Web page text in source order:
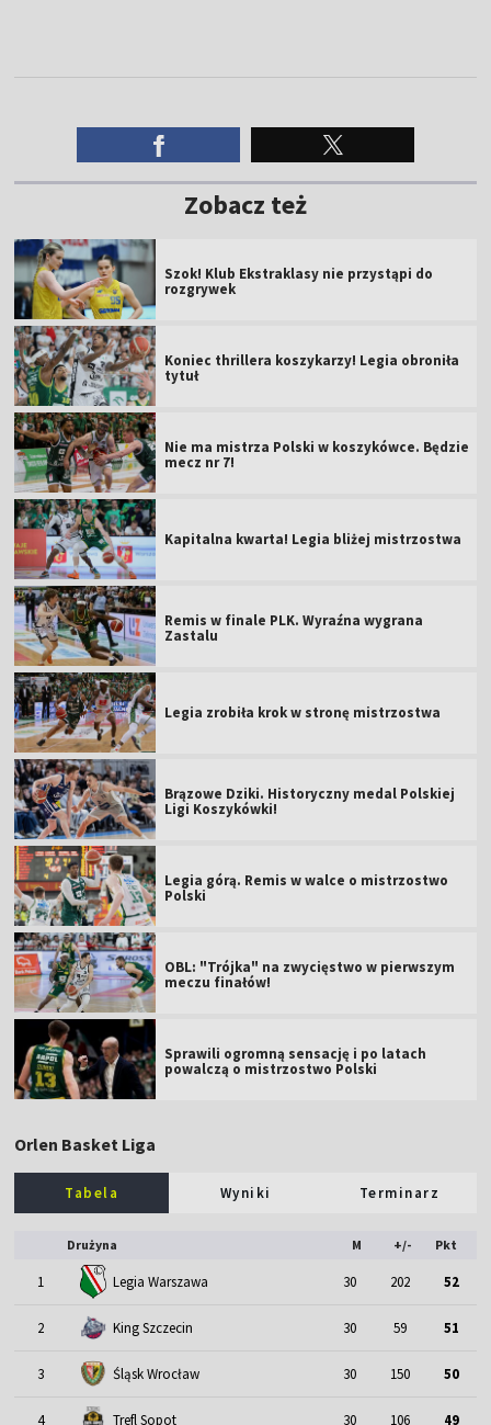
Zobacz też
Szok! Klub Ekstraklasy nie przystąpi do
rozgrywek
Koniec thrillera koszykarzy! Legia obroniła
tytuł
Nie ma mistrza Polski w koszykówce. Będzie
mecz nr 7!
Kapitalna kwarta! Legia bliżej mistrzostwa
Remis w finale PLK. Wyraźna wygrana
Zastalu
Legia zrobiła krok w stronę mistrzostwa
Brązowe Dziki. Historyczny medal Polskiej
Ligi Koszykówki!
Legia górą. Remis w walce o mistrzostwo
Polski
OBL: "Trójka" na zwycięstwo w pierwszym
meczu finałów!
Sprawili ogromną sensację i po latach
powalczą o mistrzostwo Polski
Orlen Basket Liga
Tabela Wyniki Terminarz
Drużyna M +/- Pkt
1 Legia Warszawa 30 202 52
2 King Szczecin 30 59 51
3 Śląsk Wrocław 30 150 50
4 Trefl Sopot 30 106 49